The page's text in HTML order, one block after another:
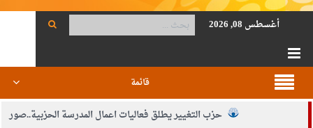
أغسطس 08, 2026
قائمة
حزب التغيير يطلق فعاليات اعمال المدرسة الحزبية..صور